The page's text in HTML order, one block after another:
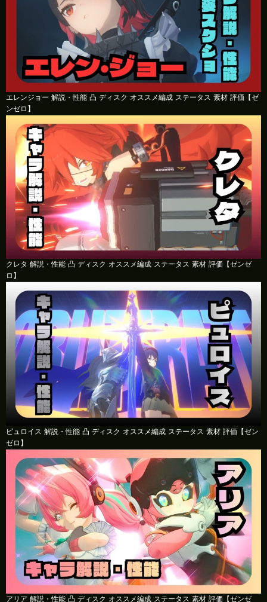
エレンジョー 解説・性能 凸 ディスク オススメ編成 ステータス 素材 評価【ゼ
ンゼロ】
クレタ 解説・性能 凸 ディスク オススメ編成 ステータス 素材 評価【ゼンゼ
ロ】
ピュロイス 解説・性能 凸 ディスク オススメ編成 ステータス 素材 評価【ゼン
ゼロ】
アリア 解説・性能 凸 ディスク オススメ編成 ステータス 素材 評価【ゼンゼ